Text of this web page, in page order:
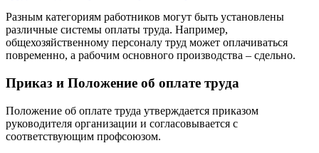
Разным категориям работников могут быть установлены
различные системы оплаты труда. Например,
общехозяйственному персоналу труд может оплачиваться
повременно, а рабочим основного производства – сдельно.
Приказ и Положение об оплате труда
Положение об оплате труда утверждается приказом
руководителя организации и согласовывается с
соответствующим профсоюзом.